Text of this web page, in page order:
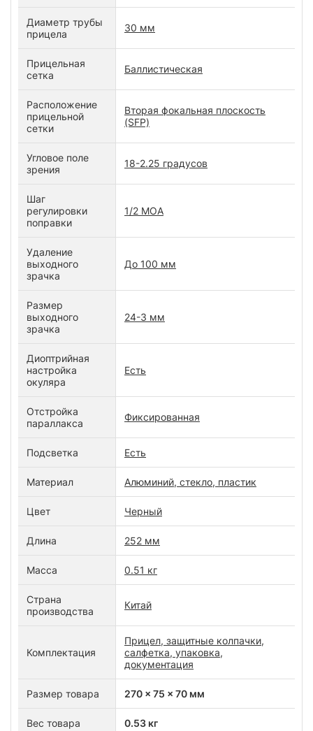
Диаметр трубы
прицела
30 мм
Прицельная
сетка
Баллистическая
Расположение
прицельной
сетки
Вторая фокальная плоскость
(SFP)
Угловое поле
зрения
18-2.25 градусов
Шаг
регулировки
поправки
1/2 MOA
Удаление
выходного
зрачка
До 100 мм
Размер
выходного
зрачка
24-3 мм
Диоптрийная
настройка
окуляра
Есть
Отстройка
параллакса
Фиксированная
Подсветка Есть
Материал Алюминий, стекло, пластик
Цвет Черный
Длина 252 мм
Масса 0.51 кг
Страна
производства
Китай
Комплектация
Прицел, защитные колпачки,
салфетка, упаковка,
документация
Размер товара 270 x 75 x 70 мм
Вес товара 0.53 кг